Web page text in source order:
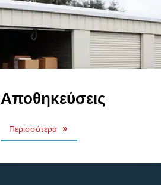
Αποθηκεύσεις
Περισσότερα